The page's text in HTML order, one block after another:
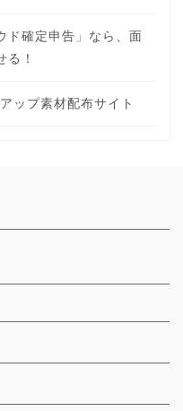
ド確定申告」なら、面
る！
ップ素材配布サイト